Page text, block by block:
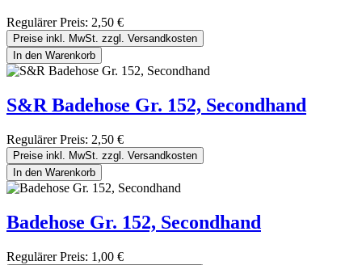
Regulärer Preis: 2,50 €
Preise inkl. MwSt. zzgl. Versandkosten
In den Warenkorb
S&R Badehose Gr. 152, Secondhand
Regulärer Preis: 2,50 €
Preise inkl. MwSt. zzgl. Versandkosten
In den Warenkorb
Badehose Gr. 152, Secondhand
Regulärer Preis: 1,00 €